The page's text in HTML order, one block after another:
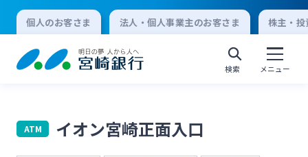
個人のお客さま 法人・個人事業主のお客さま 株主・
検索 メニュー
個人向けインターネットバンキング
ATM イオン宮崎正面入口